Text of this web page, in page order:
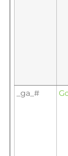
_ga_#